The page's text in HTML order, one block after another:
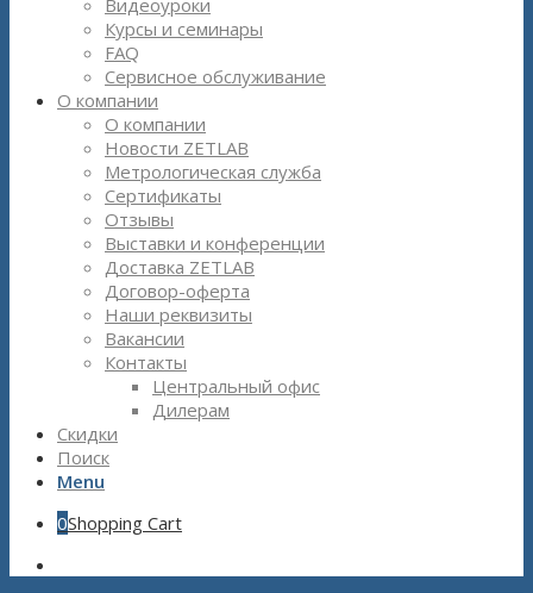
Видеоуроки
Курсы и семинары
FAQ
Сервисное обслуживание
О компании
О компании
Новости ZETLAB
Метрологическая служба
Сертификаты
Отзывы
Выставки и конференции
Доставка ZETLAB
Договор-оферта
Наши реквизиты
Вакансии
Контакты
Центральный офис
Дилерам
Скидки
Поиск
Menu
0Shopping Cart